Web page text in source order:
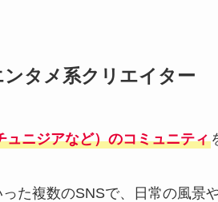
タメ系クリエイター
ュニジアなど）のコミュニティ
た複数のSNSで、日常の風景